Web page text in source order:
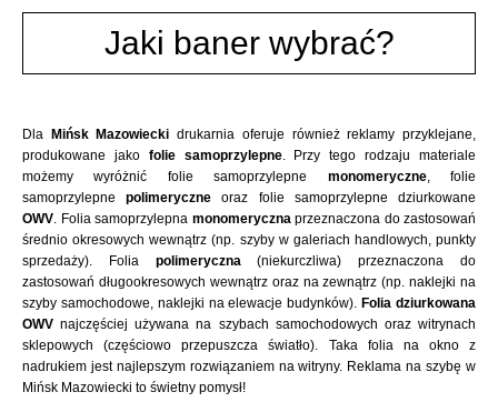
Jaki baner wybrać?
Dla Mińsk Mazowiecki drukarnia oferuje również reklamy przyklejane,
produkowane jako folie samoprzylepne. Przy tego rodzaju materiale
możemy wyróżnić folie samoprzylepne monomeryczne, folie
samoprzylepnepolimeryczne oraz folie samoprzylepne dziurkowane
OWV. Folia samoprzylepna monomerycznaprzeznaczona do zastosowań
średnio okresowych wewnątrz (np. szyby w galeriach handlowych, punkty
sprzedaży). Folia polimeryczna(niekurczliwa) przeznaczona do
zastosowań długookresowych wewnątrz oraz na zewnątrz (np. naklejki na
szyby samochodowe, naklejki na elewacje budynków). Folia dziurkowana
OWV najczęściej używana na szybach samochodowych oraz witrynach
sklepowych (częściowo przepuszcza światło). Taka folia na okno z
nadrukiem jest najlepszym rozwiązaniem na witryny. Reklama na szybę w
Mińsk Mazowiecki to świetny pomysł!